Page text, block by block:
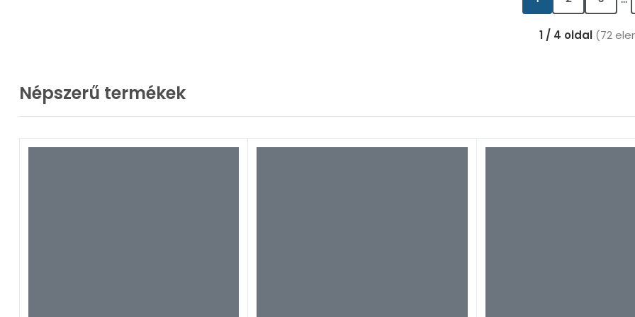
1 / 4 oldal (72
Népszerű termékek